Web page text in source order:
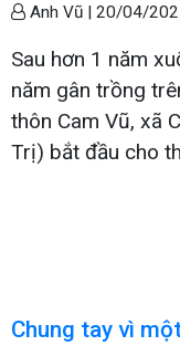
Anh Vũ | 20/04/
Sau hơn 1 năm
năm gân trồng
thôn Cam Vũ, xã
Trị) bắt đầu cho
Chung tay vì